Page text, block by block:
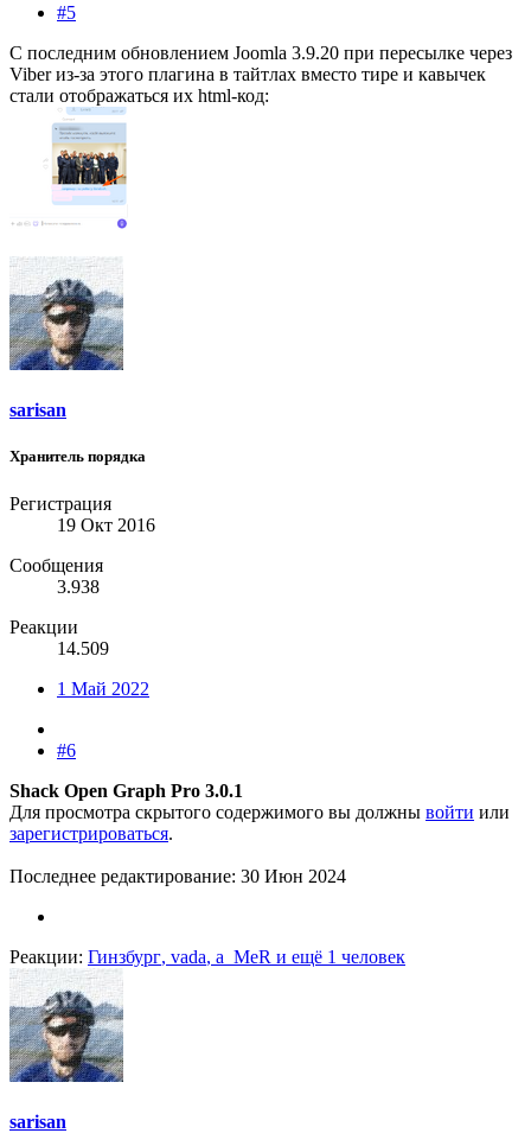
#5
С последним обновлением Joomla 3.9.20 при пересылке через
Viber из-за этого плагина в тайтлах вместо тире и кавычек
стали отображаться их html-код:
sarisan
Хранитель порядка
Регистрация
19 Окт 2016
Сообщения
3.938
Реакции
14.509
1 Май 2022
#6
Shack Open Graph Pro 3.0.1
Для просмотра скрытого содержимого вы должны войти или
зарегистрироваться.
Последнее редактирование: 30 Июн 2024
Реакции: Гинзбург, vada, a_MeR и ещё 1 человек
sarisan